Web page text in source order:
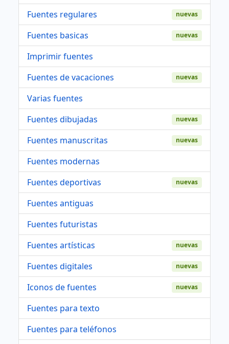
Fuentes regulares
nuevas
Fuentes basicas nuevas
Imprimir fuentes
Fuentes de vacaciones
nuevas
Varias fuentes
Fuentes dibujadas
nuevas
Fuentes manuscritas nuevas
Fuentes modernas
Fuentes deportivas
nuevas
Fuentes antiguas
Fuentes futuristas
Fuentes artísticas
nuevas
Fuentes digitales nuevas
Iconos de fuentes nuevas
Fuentes para texto
Fuentes para teléfonos